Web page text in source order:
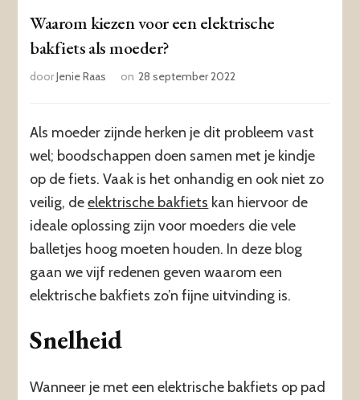
Waarom kiezen voor een elektrische
bakfiets als moeder?
doorJenie Raas on 28 september 2022
Als moeder zijnde herken je dit probleem vast
wel; boodschappen doen samen met je kindje
op de fiets. Vaak is het onhandig en ook niet zo
veilig, deelektrische bakfiets kan hiervoor de
ideale oplossing zijn voor moeders die vele
balletjes hoog moeten houden. In deze blog
gaan we vijf redenen geven waarom een
elektrische bakfiets zo’n fijne uitvinding is.
Snelheid
Wanneer je met een elektrische bakfiets op pad